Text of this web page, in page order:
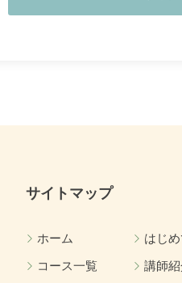
サイトマップ
ホーム
はじ
コース一覧
講師